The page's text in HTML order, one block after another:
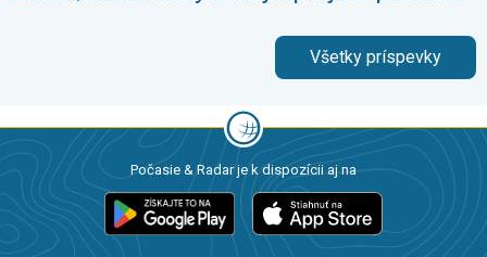
Všetky príspevky
Počasie & Radar je k dispozícii aj na